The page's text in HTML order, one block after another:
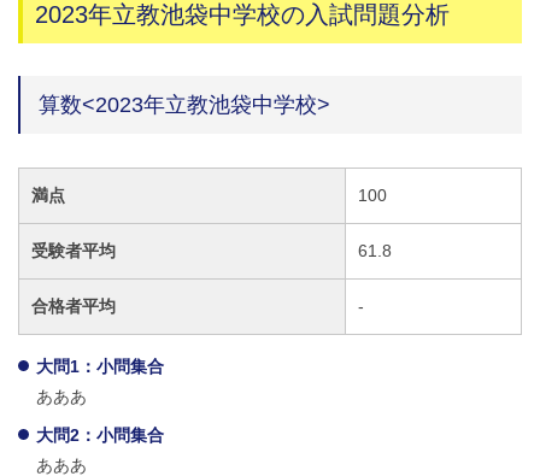
2023年立教池袋中学校の入試問題分析
算数<2023年立教池袋中学校>
満点 100
受験者平均 61.8
合格者平均 -
大問1：小問集合
あああ
大問2：小問集合
あああ